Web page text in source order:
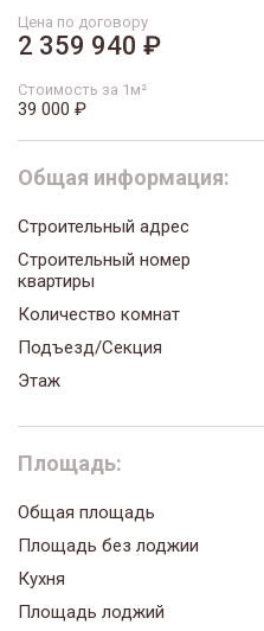
Цена по договору
2 359 940 ₽
Стоимость за 1м²
39 000 ₽
Общая информация:
Строительный адрес
Строительный номер
квартиры
Количество комнат
Подъезд/Секция
Этаж
Площадь:
Общая площадь
Площадь без лоджии
Кухня
Площадь лоджий